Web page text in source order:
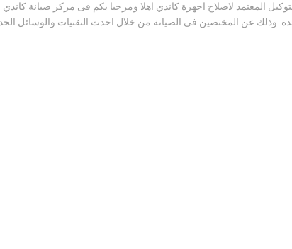
صيانة كاندي الرماية 01225025360 التوكيل المعتمد لاصلاح اجهزة كاندي اهلا ومرحبا بكم فى
وذلك عن المختصين فى الصيانة من خلال احدث التقنيات والوسائل